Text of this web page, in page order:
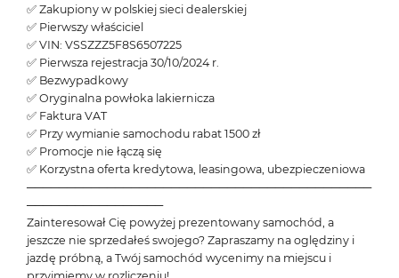
✅ Zakupiony w polskiej sieci dealerskiej
✅ Pierwszy właściciel
✅ VIN: VSSZZZ5F8S6507225
✅ Pierwsza rejestracja 30/10/2024 r.
✅ Bezwypadkowy
✅ Oryginalna powłoka lakiernicza
✅ Faktura VAT
✅ Przy wymianie samochodu rabat 1500 zł
✅ Promocje nie łączą się
✅ Korzystna oferta kredytowa, leasingowa, ubezpieczeniowa
───────────────────────────────────────────
─────────────────
Zainteresował Cię powyżej prezentowany samochód, a
jeszcze nie sprzedałeś swojego? Zapraszamy na oględziny i
jazdę próbną, a Twój samochód wycenimy na miejscu i